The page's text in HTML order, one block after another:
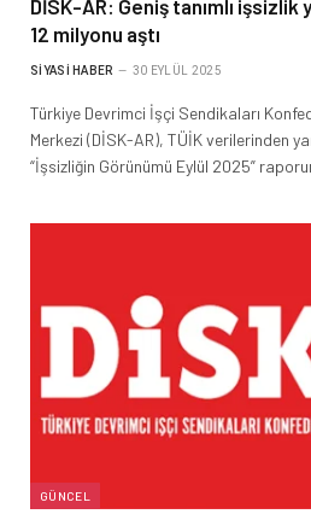
DİSK-AR: Geniş tanımlı işsizlik
12 milyonu aştı
SIYASI HABER 30 EYLÜL 2025
Türkiye Devrimci İşçi Sendikaları
Merkezi (DİSK-AR), TÜİK verilerinden
“İşsizliğin Görünümü Eylül 2025”
GÜNCEL